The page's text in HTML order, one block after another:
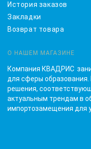
История заказов
Закладки
Возврат товара
О НАШЕМ МАГАЗИНЕ
Компания КВАДРИС
для сферы
решения,
актуальным трендам в
импортозамещения для